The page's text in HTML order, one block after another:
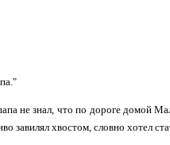
не знал, что по дороге домой
завилял хвостом, словно хотел